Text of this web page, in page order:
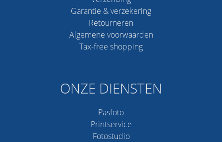
Garantie & verzekering
Retourneren
Algemene voorwaarden
Tax-free shopping
ONZE DIENSTEN
Pasfoto
Printservice
Fotostudio